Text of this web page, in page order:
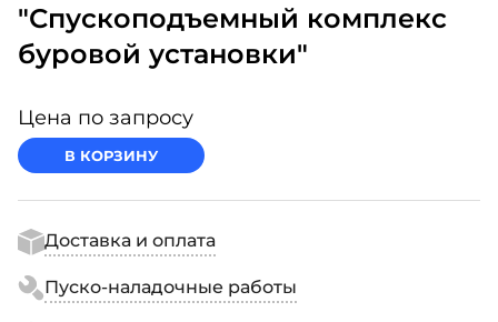
"Спускоподъемный комплекс
буровой установки"
Цена по запросу
В КОРЗИНУ
Доставка и оплата
Пуско-наладочные работы